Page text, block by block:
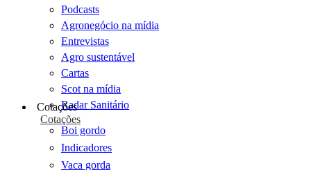
Podcasts
Agronegócio na mídia
Entrevistas
Agro sustentável
Cartas
Scot na mídia
Radar Sanitário
Cotações
Cotações
Boi gordo
Indicadores
Vaca gorda